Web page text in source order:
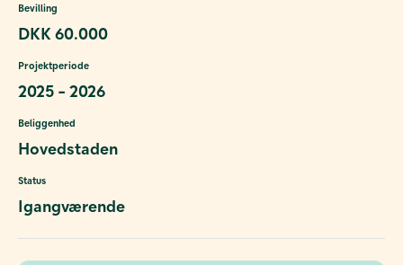
Bevilling
DKK 60.000
Projektperiode
2025 - 2026
Beliggenhed
Hovedstaden
Status
Igangværende